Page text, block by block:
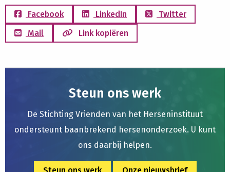
Facebook LinkedIn
Twitter
Mail
Link kopiëren
Steun ons werk
De Stichting Vrienden van het Herseninstituut
ondersteunt baanbrekend hersenonderzoek. U kunt
ons daarbij helpen.